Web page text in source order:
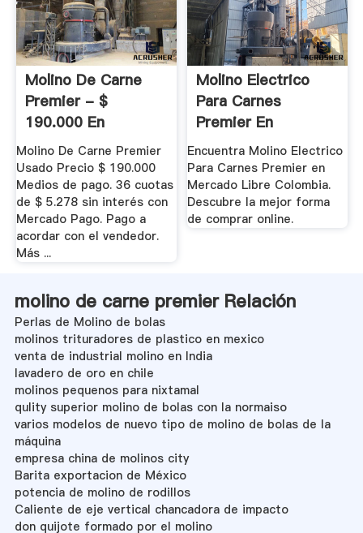
Molino De Carne
Premier - $
190.000 En
Mercado .
Molino De Carne Premier
Usado Precio $ 190.000
Medios de pago. 36 cuotas
de $ 5.278 sin interés con
Mercado Pago. Pago a
acordar con el vendedor.
Más ...
Molino Electrico
Para Carnes
Premier En
Mercado .
Encuentra Molino Electrico
Para Carnes Premier en
Mercado Libre Colombia.
Descubre la mejor forma
de comprar online.
molino de carne premier Relación
Perlas de Molino de bolas
molinos trituradores de plastico en mexico
venta de industrial molino en India
lavadero de oro en chile
molinos pequenos para nixtamal
qulity superior molino de bolas con la normaiso
varios modelos de nuevo tipo de molino de bolas de la
máquina
empresa china de molinos city
Barita exportacion de México
potencia de molino de rodillos
Caliente de eje vertical chancadora de impacto
don quijote formado por el molino